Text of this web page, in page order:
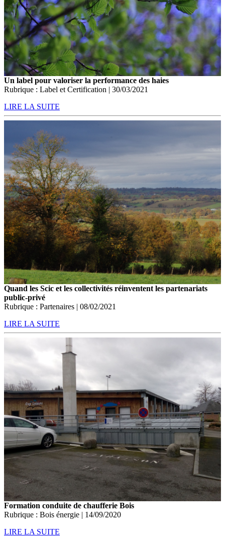
Un label pour valoriser la performance des haies
Rubrique : Label et Certification | 30/03/2021
LIRE LA SUITE
Quand les Scic et les collectivités réinventent les partenariats
public-privé
Rubrique : Partenaires | 08/02/2021
LIRE LA SUITE
Formation conduite de chaufferie Bois
Rubrique : Bois énergie | 14/09/2020
LIRE LA SUITE